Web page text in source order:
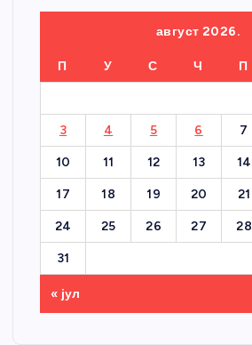
август 2026.
П У С Ч П
3 4 5 6 7
10 11 12 13 14
17 18 19 20 21
24 25 26 27 28
31
« јул